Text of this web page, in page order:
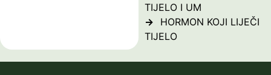
TIJELO I UM
HORMON KOJI LIJEČI
TIJELO